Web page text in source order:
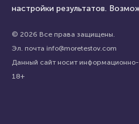
настройки результатов.
© 2026 Все права защищены.
Эл. почта info@moretestov.com
Данный сайт носит
18+